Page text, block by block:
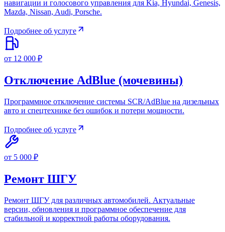
навигации и голосового управления для Kia, Hyundai, Genesis,
Mazda, Nissan, Audi, Porsche.
Подробнее об услуге
от 12 000 ₽
Отключение AdBlue (мочевины)
Программное отключение системы SCR/AdBlue на дизельных
авто и спецтехнике без ошибок и потери мощности.
Подробнее об услуге
от 5 000 ₽
Ремонт ШГУ
Ремонт ШГУ для различных автомобилей. Актуальные
версии, обновления и программное обеспечение для
стабильной и корректной работы оборудования.